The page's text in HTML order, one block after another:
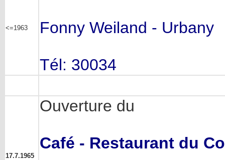
<=1963 Fonny Weiland - Urbany
Tél: 30034
17.7.1965
Ouverture du
Café - Restaurant du